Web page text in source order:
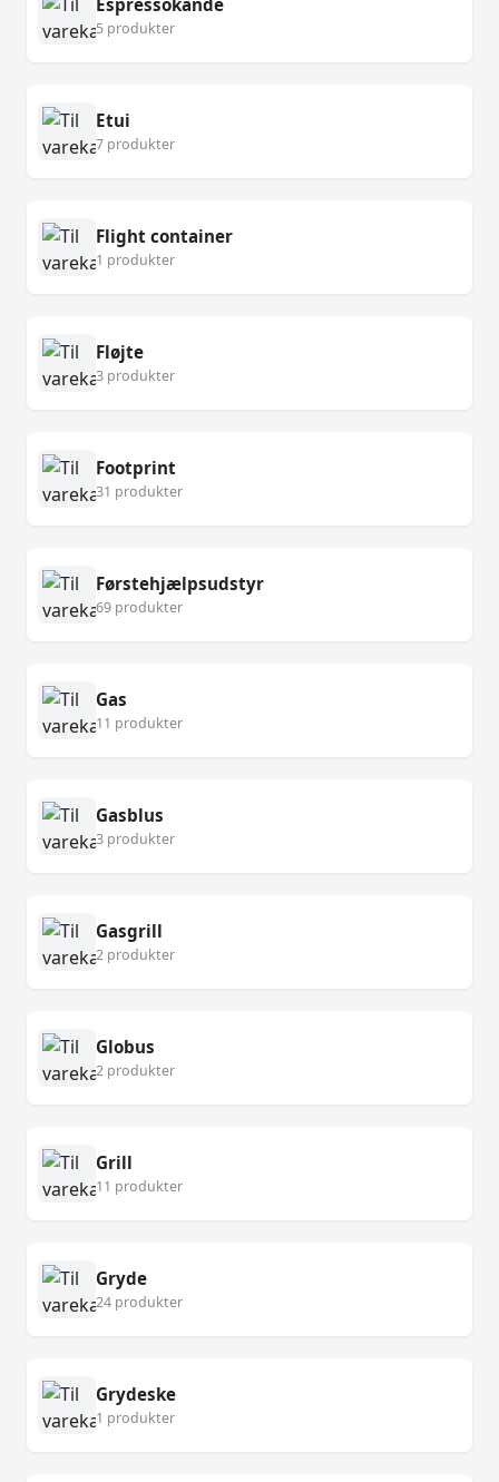
5 produkter
Etui
7 produkter
Flight container
1 produkter
Fløjte
3 produkter
Footprint
31 produkter
Førstehjælpsudstyr
69 produkter
Gas
11 produkter
Gasblus
3 produkter
Gasgrill
2 produkter
Globus
2 produkter
Grill
11 produkter
Gryde
24 produkter
Grydeske
1 produkter